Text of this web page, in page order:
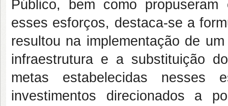
Público, bem como
esses esforços, destaca-se a
resultou na implementação de
infraestrutura e a substituição
metas estabelecidas
investimentos direcionados a